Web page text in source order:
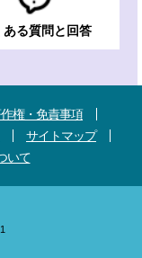
ある質問と回答
権・免責事項
サイトマップ
いて